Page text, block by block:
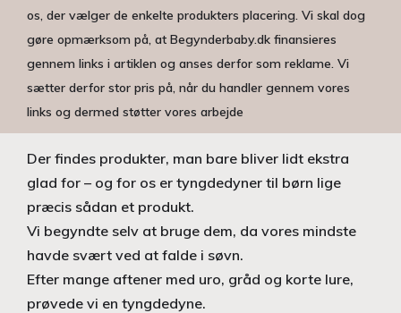
os, der vælger de enkelte produkters placering. Vi skal dog
gøre opmærksom på, at Begynderbaby.dk finansieres
gennem links i artiklen og anses derfor som reklame. Vi
sætter derfor stor pris på, når du handler gennem vores
links og dermed støtter vores arbejde
Der findes produkter, man bare bliver lidt ekstra
glad for – og for os er tyngdedyner til børn lige
præcis sådan et produkt.
Vi begyndte selv at bruge dem, da vores mindste
havde svært ved at falde i søvn.
Efter mange aftener med uro, gråd og korte lure,
prøvede vi en tyngdedyne.